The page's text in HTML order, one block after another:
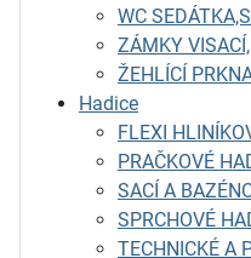
WC
ZÁMKY
ŽEHLÍCÍ
Hadice
FLEXI
PRAČKOVÉ
SACÍ A
SPRCHOVÉ
TECHNICKÉ A